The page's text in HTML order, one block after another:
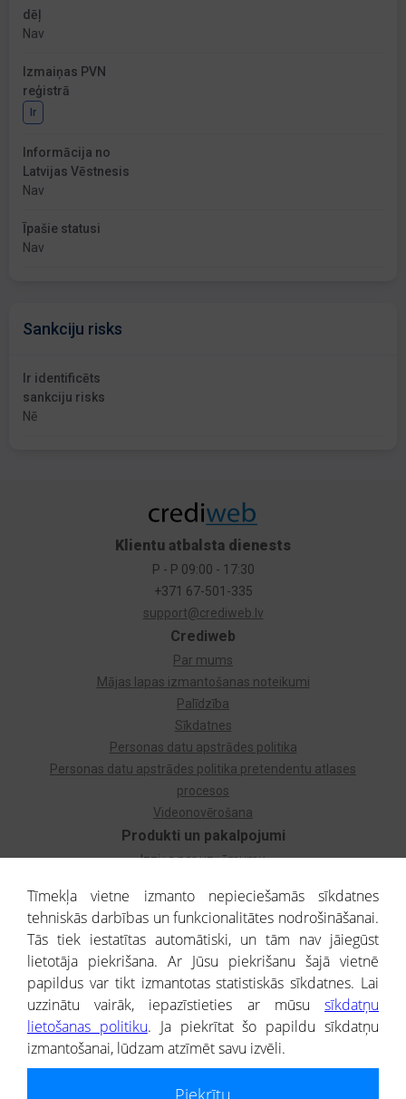
dēļ
Nav
Izmaiņas PVN
reģistrā
Ir
Informācija no
Latvijas Vēstnesis
Nav
Īpašie statusi
Nav
Sankciju risks
Ir identificēts
sankciju risks
Nē
Produkti un pakalpojumi
Izziņa par uzņēmumu
Dzimtas koks
Uzņēmumu atlase
Monitorings
Kredītizziņa par ārvalstu uzņēmumiem
Crediweb
Par mums
Mājas lapas izmantošanas noteikumi
Palīdzība
Sīkdatnes
Personas datu apstrādes politika
Personas datu apstrādes politika pretendentu atlases
procesos
Videonovērošana
Klientu atbalsta dienests
P - P 09:00 - 17:30
+371 67-501-335
support@crediweb.lv
® CREDITREFORM Latvija
SIA
Tīmekļa vietne izmanto nepieciešamās sīkdatnes
tehniskās darbības un funkcionalitātes nodrošināšanai.
Tās tiek iestatītas automātiski, un tām nav jāiegūst
lietotāja piekrišana. Ar Jūsu piekrišanu šajā vietnē
papildus var tikt izmantotas statistiskās sīkdatnes. Lai
uzzinātu vairāk, iepazīstieties ar mūsu sīkdatņu
lietošanas politiku. Ja piekrītat šo papildu sīkdatņu
izmantošanai, lūdzam atzīmēt savu izvēli.
Piekrītu